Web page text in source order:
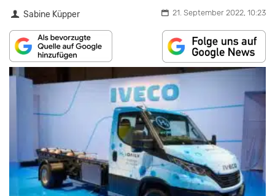
Sabine Küpper 21. September 2022, 10:23